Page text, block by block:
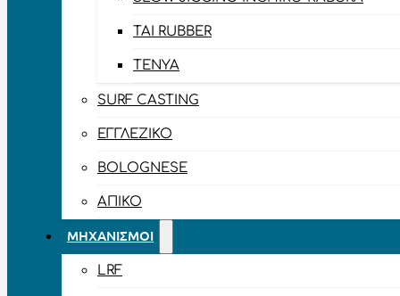
TAI RUBBER
TENYA
SURF CASTING
ΕΓΓΛΈΖΙΚΟ
BOLOGNESE
ΑΠΊΚΟ
ΜΗΧΑΝΙΣΜΟΊ
LRF